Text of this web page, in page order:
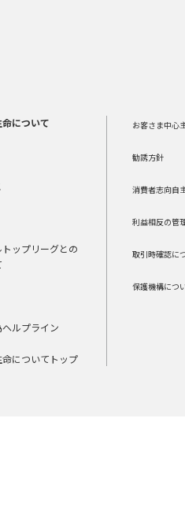
について
ップリーグとの
ルプライン
についてトップ
お客さま中心
勧誘方針
消費者志向自
利益相反の管
取引時確認に
保護機構につ